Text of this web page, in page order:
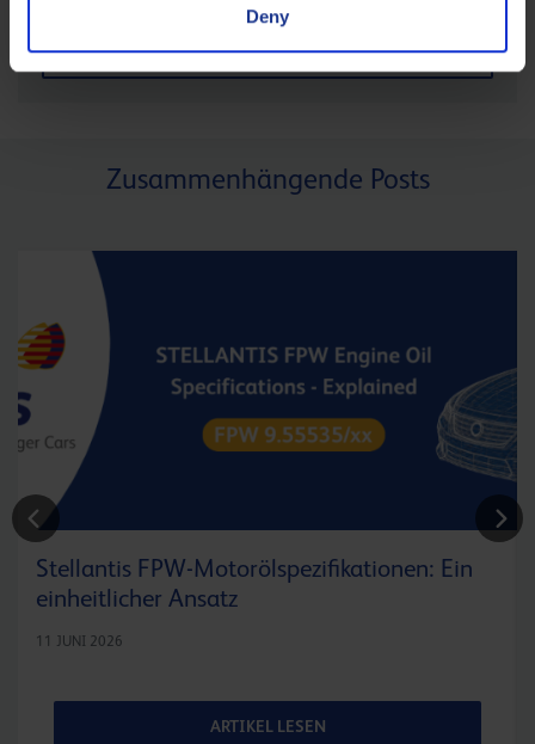
Deny
SCHLAGEN SIE EIN THEMA VOR
Zusammenhängende Posts
Stellantis FPW-Motorölspezifikationen: Ein
einheitlicher Ansatz
11 JUNI 2026
ARTIKEL LESEN